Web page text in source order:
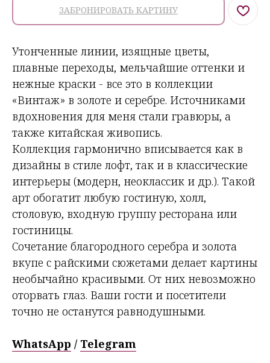
ЗАБРОНИРОВАТЬ КАРТИНУ
Утонченные линии, изящные цветы,
плавные переходы, мельчайшие оттенки и
нежные краски - все это в коллекции
«Винтаж» в золоте и серебре. Источниками
вдохновения для меня стали гравюры, а
также китайская живопись.
Коллекция гармонично вписывается как в
дизайны в стиле лофт, так и в классические
интерьеры (модерн, неоклассик и др.). Такой
арт обогатит любую гостиную, холл,
столовую, входную группу ресторана или
гостиницы.
Сочетание благородного серебра и золота
вкупе с райскими сюжетами делает картины
необычайно красивыми. От них невозможно
оторвать глаз. Ваши гости и посетители
точно не останутся равнодушными.
WhatsApp / Telegram